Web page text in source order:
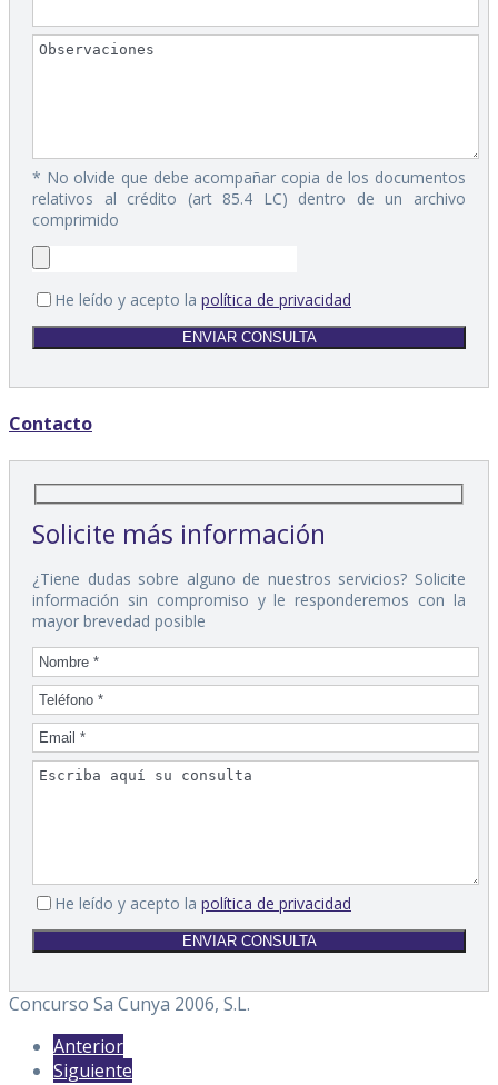
* No olvide que debe acompañar copia de los documentos
relativos al crédito (art 85.4 LC) dentro de un archivo
comprimido
He leído y acepto la política de privacidad
Contacto
Solicite más información
¿Tiene dudas sobre alguno de nuestros servicios? Solicite
información sin compromiso y le responderemos con la
mayor brevedad posible
He leído y acepto la política de privacidad
Concurso Sa Cunya 2006, S.L.
Anterior
Siguiente